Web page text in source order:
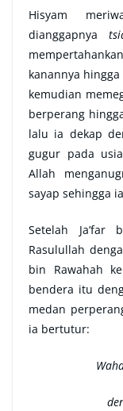
Hisyam
dianggapnya
kanannya
kemudian
berperang
lalu ia dekap
gugur pada
Allah
sayap sehingga
Setelah Ja’far
Rasulullah
bin Rawahah
bendera itu
medan
ia bertutur: